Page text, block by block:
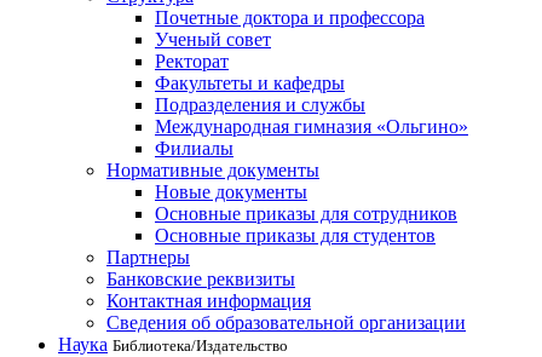
Почетные доктора и профессора
Ученый совет
Ректорат
Факультеты и кафедры
Подразделения и службы
Международная гимназия «Ольгино»
Филиалы
Нормативные документы
Новые документы
Основные приказы для сотрудников
Основные приказы для студентов
Партнеры
Банковские реквизиты
Контактная информация
Сведения об образовательной организации
Наука Библиотека/Издательство